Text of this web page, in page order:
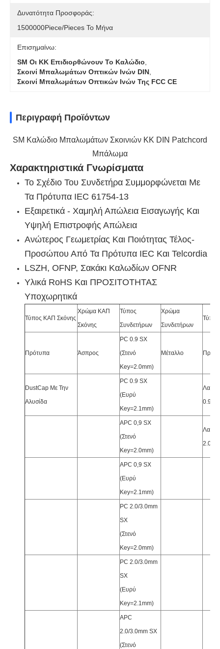
Δυνατότητα Προσφοράς:
1500000Piece/Pieces Το Μήνα
Επισημαίνω:
SM Οι ΚΚ Επιδιορθώνουν Το Καλώδιο
Σκοινί Μπαλωμάτων Οπτικών Ινών DIN
Σκοινί Μπαλωμάτων Οπτικών Ινών Της FCC CE
Περιγραφή Προϊόντων
SM Καλώδιο Μπαλωμάτων Σκοινιών ΚΚ DIN Patchcord
Μπάλωμα
Χαρακτηριστικά Γνωρίσματα
Το Σχέδιο Του Συνδετήρα Συμμορφώνεται Με
Τα Πρότυπα IEC 61754-13
Εξαιρετικά - Χαμηλή Απώλεια Εισαγωγής Και
Υψηλή Επιστροφής Απώλεια
Ανώτερος Γεωμετρίας Και Ποιότητας Τέλος-
Προσώπου Από Τα Πρότυπα IEC Και Telcordia
LSZH, OFNP, Σακάκι Καλωδίων OFNR
Υλικά RoHS Και ΠΡΟΣΙΤΟΤΗΤΑΣ
Υποχωρητικά
Τύπος ΚΑΠ Σκόνης
Χρώμα ΚΑΠ
Σκόνης
Τύπος
Συνδετήρων
Χρώμα
Συνδετήρων
Πρότυπα Άσπρος
PC 0.9 SX
(Στενό
Key=2.0mm)
Μέταλλο
DustCap Με Την
Αλυσίδα
PC 0.9 SX
(Ευρύ
Key=2.1mm)
APC 0,9 SX
(Στενό
Key=2.0mm)
2.0/
APC 0,9 SX
(Ευρύ
Key=2.1mm)
PC 2.0/3.0mm
SX
(Στενό
Key=2.0mm)
PC 2.0/3.0mm
SX
(Ευρύ
Key=2.1mm)
APC
2.0/3.0mm SX
(Στενό